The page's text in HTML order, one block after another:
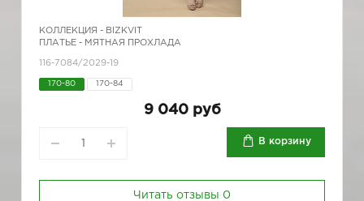
КОЛЛЕКЦИЯ - BIZKVIT
ПЛАТЬЕ - МЯТНАЯ ПРОХЛАДА
116-7084/2029-19
170-80 170-84
9 040 руб
В корзину
Читать отзывы 0